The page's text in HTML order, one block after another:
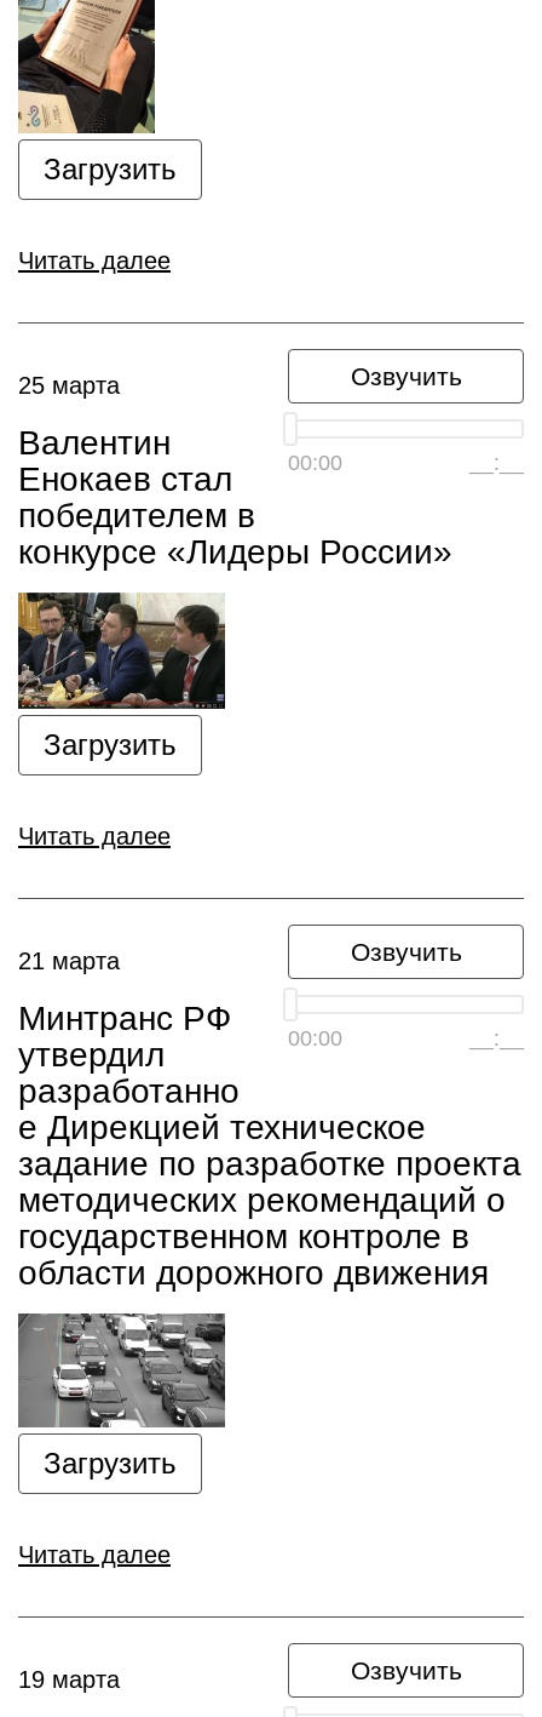
Загрузить
Читать далее
Озвучить
00:00 __:__
25 марта
Валентин
Енокаев стал
победителем в
конкурсе «Лидеры России»
Загрузить
Читать далее
Озвучить
00:00 __:__
21 марта
Минтранс РФ
утвердил
разработанно
е Дирекцией техническое
задание по разработке проекта
методических рекомендаций о
государственном контроле в
области дорожного движения
Загрузить
Читать далее
Озвучить
19 марта